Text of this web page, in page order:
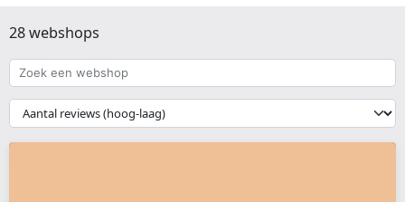
28 webshops
Zoek
een
webshop
{{
__('Sort')
}}